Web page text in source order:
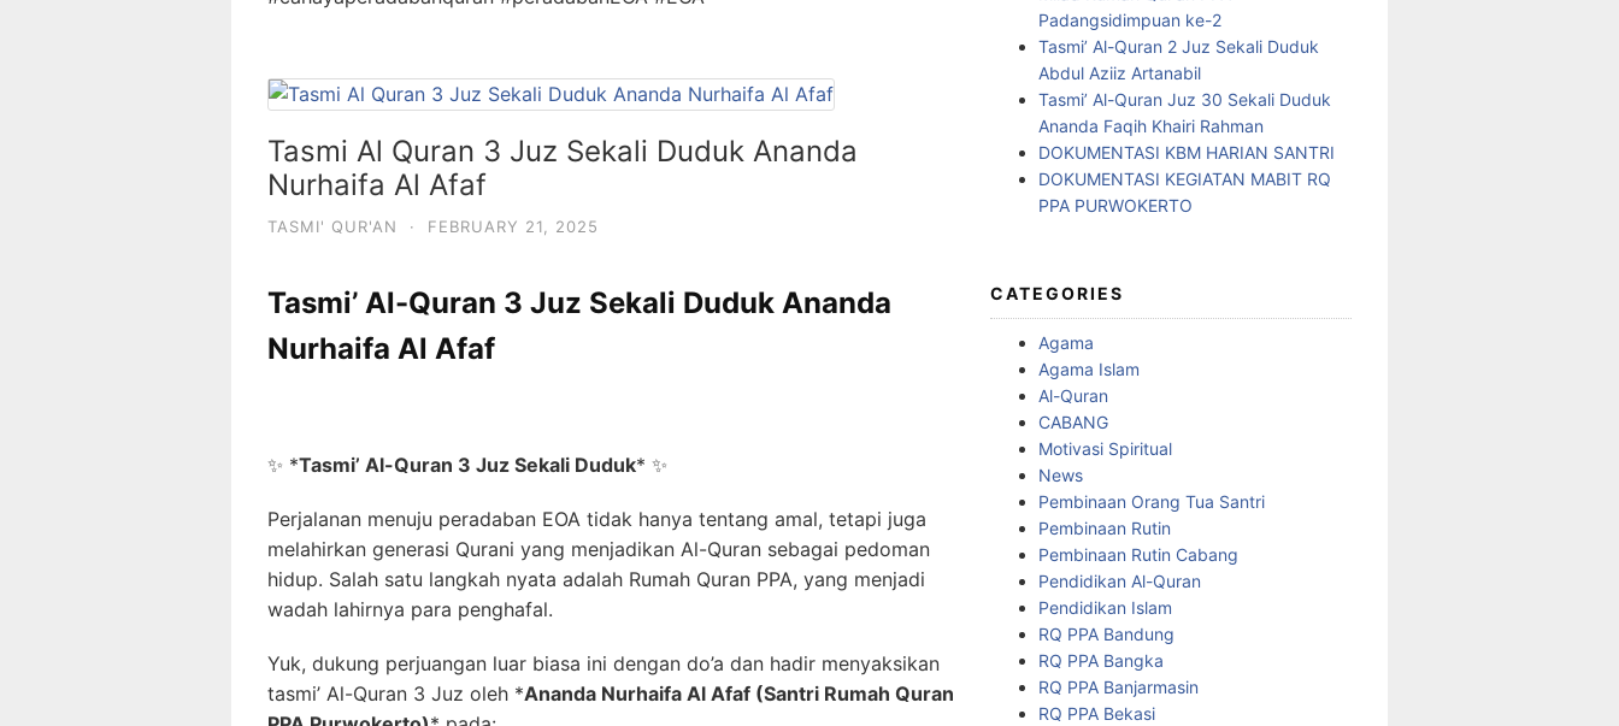
Tasmi Al Quran 3 Juz Sekali Duduk Ananda
Nurhaifa Al Afaf
TASMI' QUR'AN · FEBRUARY 21, 2025
Tasmi’ Al-Quran 3 Juz Sekali Duduk Ananda
Nurhaifa Al Afaf
✨ *Tasmi’ Al-Quran 3 Juz Sekali Duduk* ✨
Perjalanan menuju peradaban EOA tidak hanya tentang amal, tetapi juga
melahirkan generasi Qurani yang menjadikan Al-Quran sebagai pedoman
hidup. Salah satu langkah nyata adalah Rumah Quran PPA, yang menjadi
wadah lahirnya para penghafal.
Yuk, dukung perjuangan luar biasa ini dengan do’a dan hadir menyaksikan
tasmi’ Al-Quran 3 Juz oleh *Ananda Nurhaifa Al Afaf (Santri Rumah Quran
Padangsidimpuan ke-2
Tasmi’ Al-Quran 2 Juz Sekali Duduk
Abdul Aziiz Artanabil
Tasmi’ Al-Quran Juz 30 Sekali Duduk
Ananda Faqih Khairi Rahman
DOKUMENTASI KBM HARIAN SANTRI
DOKUMENTASI KEGIATAN MABIT RQ
PPA PURWOKERTO
CATEGORIES
Agama
Agama Islam
Al-Quran
CABANG
Motivasi Spiritual
News
Pembinaan Orang Tua Santri
Pembinaan Rutin
Pembinaan Rutin Cabang
Pendidikan Al-Quran
Pendidikan Islam
RQ PPA Bandung
RQ PPA Bangka
RQ PPA Banjarmasin
RQ PPA Bekasi